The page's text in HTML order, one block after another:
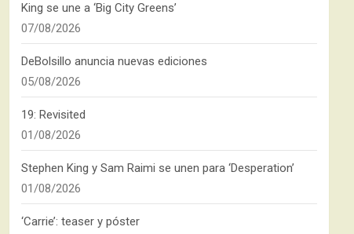
King se une a ‘Big City Greens’
07/08/2026
DeBolsillo anuncia nuevas ediciones
05/08/2026
19: Revisited
01/08/2026
Stephen King y Sam Raimi se unen para ‘Desperation’
01/08/2026
‘Carrie’: teaser y póster